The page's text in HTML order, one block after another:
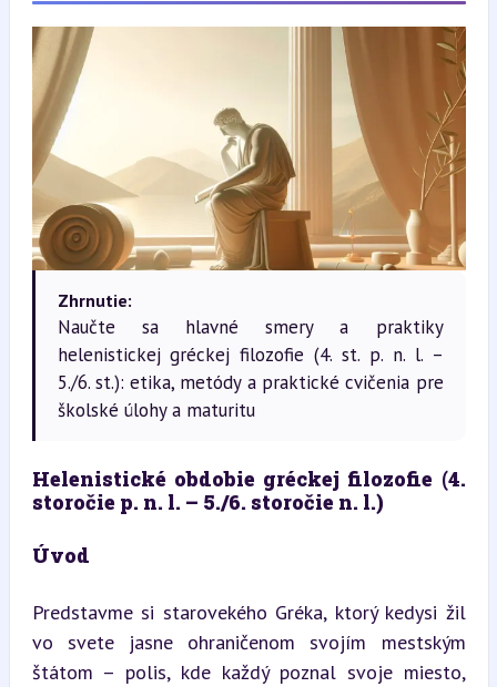
Zhrnutie:
Naučte sa hlavné smery a praktiky
helenistickej gréckej filozofie (4. st. p. n. l. –
5./6. st.): etika, metódy a praktické cvičenia pre
školské úlohy a maturitu
Helenistické obdobie gréckej filozofie (4.
storočie p. n. l. – 5./6. storočie n. l.)
Úvod
Predstavme si starovekého Gréka, ktorý kedysi žil
vo svete jasne ohraničenom svojím mestským
štátom – polis, kde každý poznal svoje miesto,